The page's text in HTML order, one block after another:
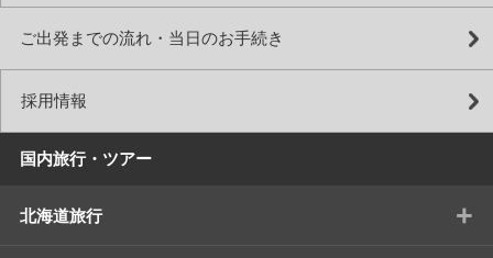
ご出発までの流れ・当日のお手続き
採用情報
国内旅行・ツアー
北海道旅行 +